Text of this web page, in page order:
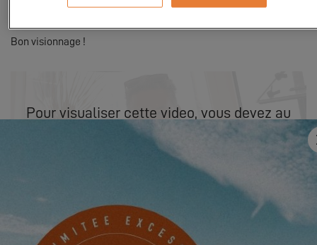
Bon visionnage !
Pour visualiser cette video, vous devez au
préalable autoriser l'utilisation de cookies
de fonctionnalité sur notre site.
PARAMÈTRES